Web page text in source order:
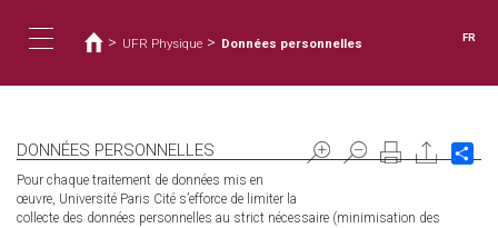
contenu
navigation
êtes
ici
> UFR Physique > Données personnelles FR
DONNÉES PERSONNELLES
Pour chaque traitement de données mis en
œuvre, Université Paris Cité s’efforce de limiter la
collecte des données personnelles au strict nécessaire (minimisation des